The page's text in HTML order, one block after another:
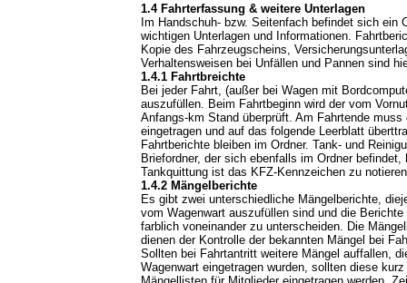
1.4 Fahrterfassung & weitere Unterlagen
Im Handschuh- bzw. Seitenfach befindet sich ein
wichtigen Unterlagen und Informationen.
Kopie des Fahrzeugscheins,
Verhaltensweisen bei Unfällen und Pannen sind
1.4.1 Fahrtbreichte
Bei jeder Fahrt, (außer bei Wagen mit
auszufüllen. Beim Fahrtbeginn wird der vom
Anfangs-km Stand überprüft. Am Fahrtende muss
eingetragen und auf das folgende Leerblatt
Fahrtberichte bleiben im Ordner. Tank- und
Briefordner, der sich ebenfalls im Ordner befindet,
Tankquittung ist das KFZ-Kennzeichen zu
1.4.2 Mängelberichte
Es gibt zwei unterschiedliche Mängelberichte,
vom Wagenwart auszufüllen sind und die
farblich voneinander zu unterscheiden. Die
dienen der Kontrolle der bekannten Mängel bei
Sollten bei Fahrtantritt weitere Mängel auffallen,
Wagenwart eingetragen wurden, sollten diese